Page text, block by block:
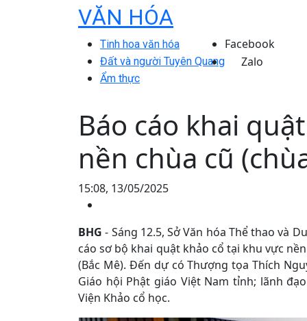
VĂN HÓA
Tinh hoa văn hóa
Đất và người Tuyên Quang
Ẩm thực
Facebook
Zalo
Báo cáo khai
nền chùa cũ
15:08, 13/05/2025
BHG - Sáng 12.5, Sở Văn hóa Thể thao và
cáo sơ bộ khai quật khảo cổ tại khu vực
(Bắc Mê). Đến dự có Thượng tọa Thích
Giáo hội Phật giáo Việt Nam tỉnh; lãnh
Viện Khảo cổ học.